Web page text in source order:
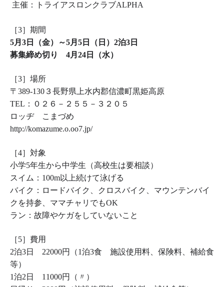
主催：トライアスロンクラブALPHA
［3］ 期間
5月3日（金）～5月5日（日）2泊3日
募集締め切り 4月24日（水）
［3］場所
〒389-130３長野県上水内郡信濃町黒姫高原
TEL：０２６－２５５－３２０５
ロッヂ こまづめ
http://komazume.o.oo7.jp/
［4］対象
小学5年生から中学生（高校生は要相談）
スイム：100m以上続けて泳げる
バイク：ロードバイク、クロスバイク、マウンテンバイ
クを持参、ママチャリでもOK
ラン：故障やケガをしていないこと
［5］費用
2泊3日 22000円（1泊3食 施設使用料、保険料、補給食
等）
1泊2日 11000円（〃）